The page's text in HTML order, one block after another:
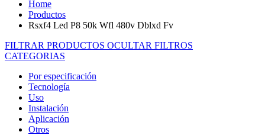
Home
Productos
Rsxf4 Led P8 50k Wfl 480v Dblxd Fv
FILTRAR PRODUCTOS OCULTAR FILTROS
CATEGORIAS
Por especificación
Tecnología
Uso
Instalación
Aplicación
Otros